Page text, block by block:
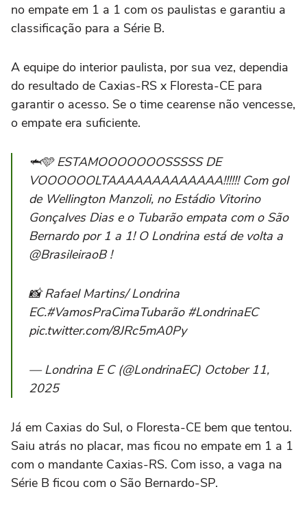
no empate em 1 a 1 com os paulistas e garantiu a
classificação para a Série B.
A equipe do interior paulista, por sua vez, dependia
do resultado de Caxias-RS x Floresta-CE para
garantir o acesso. Se o time cearense não vencesse,
o empate era suficiente.
🦈🩵 ESTAMOOOOOOOSSSSS DE
VOOOOOOLTAAAAAAAAAAAAA!!!!!! Com gol
de Wellington Manzoli, no Estádio Vitorino
Gonçalves Dias e o Tubarão empata com o São
Bernardo por 1 a 1! O Londrina está de volta a
@BrasileiraoB !
📸 Rafael Martins/ Londrina
EC.#VamosPraCimaTubarão #LondrinaEC
pic.twitter.com/8JRc5mA0Py
— Londrina E C (@LondrinaEC) October 11,
2025
Já em Caxias do Sul, o Floresta-CE bem que tentou.
Saiu atrás no placar, mas ficou no empate em 1 a 1
com o mandante Caxias-RS. Com isso, a vaga na
Série B ficou com o São Bernardo-SP.